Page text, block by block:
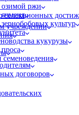
озимой ржи
культур
кукурузы
семеноведения
селекционных
учреждении
договоров